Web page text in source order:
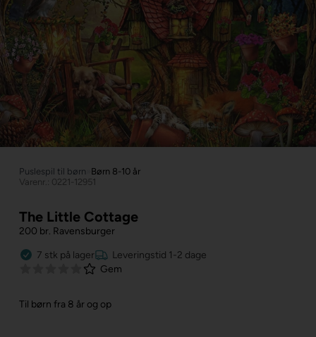
Puslespil til børn Børn 8-10 år
Varenr.: 0221-12951
The Little Cottage
200 br. Ravensburger
7 stk på lager
Leveringstid 1-2 dage
Gem
Til børn fra 8 år og op